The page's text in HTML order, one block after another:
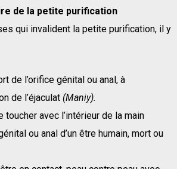
de la petite purification
qui invalident la petite purification, il y
de l’orifice génital ou anal, à
de l’éjaculat (Maniy).
toucher avec l’intérieur de la main
ou anal d’un être humain, mort ou